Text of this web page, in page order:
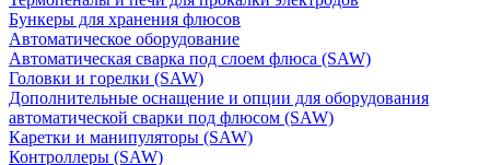
Бункеры для хранения флюсов
Автоматическое оборудование
Автоматическая сварка под слоем флюса (SAW)
Головки и горелки (SAW)
Дополнительные оснащение и опции для оборудования
автоматической сварки под флюсом (SAW)
Каретки и манипуляторы (SAW)
Контроллеры (SAW)